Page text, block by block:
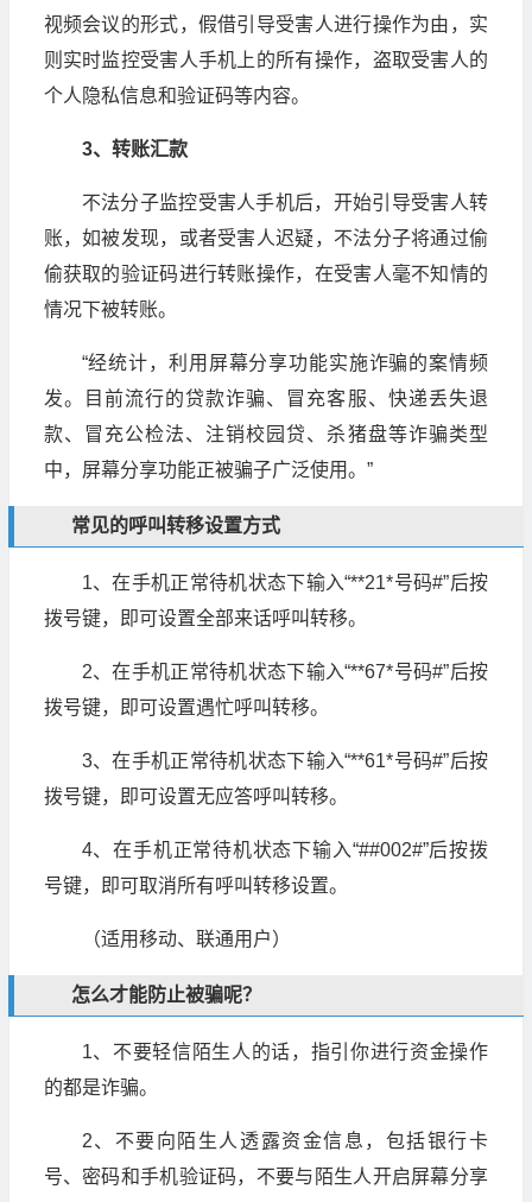
视频会议的形式，假借引导受害人进行操作为由，实
则实时监控受害人手机上的所有操作，盗取受害人的
个人隐私信息和验证码等内容。
3、转账汇款
不法分子监控受害人手机后，开始引导受害人转
账，如被发现，或者受害人迟疑，不法分子将通过偷
偷获取的验证码进行转账操作，在受害人毫不知情的
情况下被转账。
“经统计，利用屏幕分享功能实施诈骗的案情频
发。目前流行的贷款诈骗、冒充客服、快递丢失退
款、冒充公检法、注销校园贷、杀猪盘等诈骗类型
中，屏幕分享功能正被骗子广泛使用。”
常见的呼叫转移设置方式
1、在手机正常待机状态下输入“**21*号码#”后按
拨号键，即可设置全部来话呼叫转移。
2、在手机正常待机状态下输入“**67*号码#”后按
拨号键，即可设置遇忙呼叫转移。
3、在手机正常待机状态下输入“**61*号码#”后按
拨号键，即可设置无应答呼叫转移。
4、在手机正常待机状态下输入“##002#”后按拨
号键，即可取消所有呼叫转移设置。
（适用移动、联通用户）
怎么才能防止被骗呢？
1、不要轻信陌生人的话，指引你进行资金操作
的都是诈骗。
2、不要向陌生人透露资金信息，包括银行卡
号、密码和手机验证码，不要与陌生人开启屏幕分享